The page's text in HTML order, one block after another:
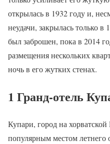
открылась в 1932 году и,
неудачи, закрылась только в
был заброшен, пока в 2014
размещения нескольких
ночь в его жутких стенах.
1 Гранд-отель
Купари, город на
популярным местом летнего